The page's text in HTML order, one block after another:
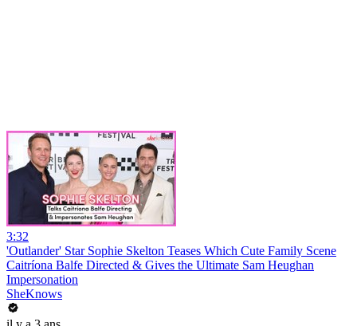
3:32
'Outlander' Star Sophie Skelton Teases Which Cute Family Scene
Caitríona Balfe Directed & Gives the Ultimate Sam Heughan
Impersonation
SheKnows